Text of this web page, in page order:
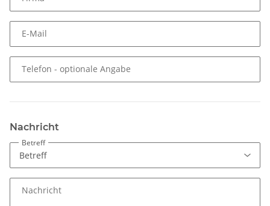
E-Mail
Telefon - optionale Angabe
Nachricht
Betreff
Nachricht